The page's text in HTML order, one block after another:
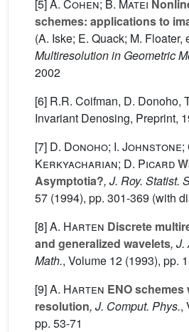
[5]A. Cohen; B. Matei
schemes: applications to
(A. Iske; E. Quack; M. Floater,
Multiresolution in Geometric
2002
[6] R.R. Coifman, D. Donoho,
Invariant Denosing, Preprint,
[7] D. Donoho; I. Johnstone;
Kerkyacharian; D. Picard
Asymptotia?, J. Roy. Statist.
57 (1994), pp. 301-369 (with
[8]A. Harten Discrete
and generalized wavelets, J.
Math., Volume 12 (1993), pp.
[9]A. Harten ENO
resolution, J. Comput. Phys.,
pp. 53-71